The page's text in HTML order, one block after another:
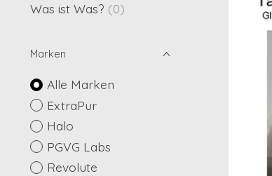
Was ist Was? (0)
Marken
Alle Marken
ExtraPur
Halo
PGVG Labs
Revolute